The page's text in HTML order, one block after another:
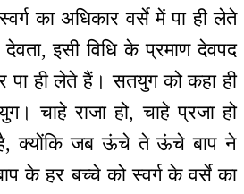
का अधिकार वर्से में पा ही लेते
देवता, इसी विधि के प्रमाण देवपद
पा ही लेते हैं। सतयुग को कहा ही
चाहे राजा हो, चाहे प्रजा हो
है, क्योंकि जब ऊंचे ते ऊंचे बाप ने
के हर बच्चे को स्वर्ग के वर्से का